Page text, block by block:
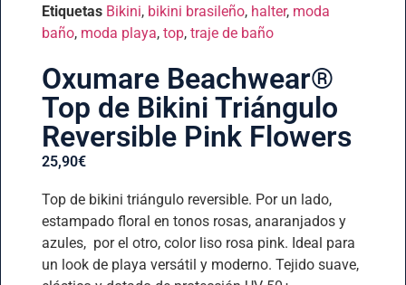
Etiquetas Bikini, bikini brasileño, halter, moda
baño, moda playa, top, traje de baño
Oxumare Beachwear®️
Top de Bikini Triángulo
Reversible Pink Flowers
25,90€
Top de bikini triángulo reversible. Por un lado,
estampado floral en tonos rosas, anaranjados y
azules, por el otro, color liso rosa pink. Ideal para
un look de playa versátil y moderno. Tejido suave,